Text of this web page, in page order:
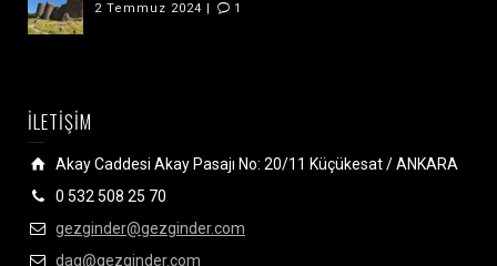
2 Temmuz 2024 | 1
İLETİŞİM
Akay Caddesi Akay Pasajı No: 20/11 Küçükesat / ANKARA
0 532 508 25 70
gezginder@gezginder.com
dag@gezginder.com